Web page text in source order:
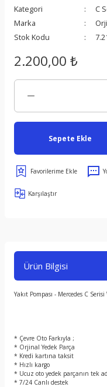
Kategori
C
Marka
Stok Kodu
2.200,00 ₺
Sepete Ekle
Karşılaştır
Ürün Bilgisi
Yakıt Pompası - Mercedes C
* Çevre Oto Farkıyla ;
* Orjinal Yedek Parça
* Kredi kartına taksit
* Hızlı kargo
* Ucuz oto yedek parçanın tek
* 7/24 Canlı destek